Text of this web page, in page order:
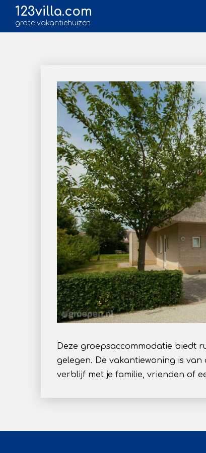
123villa.com
grote vakantiehuizen
Deze groepsaccommodatie biedt
gelegen. De vakantiewoning is
verblijf met je familie, vrienden of